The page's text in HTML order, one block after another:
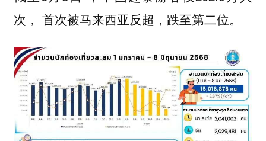
次， 首次被马来西亚反超，跌至第二位。